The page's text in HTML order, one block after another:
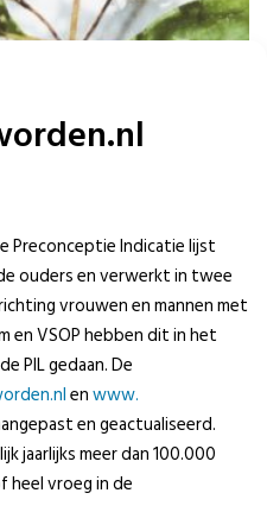
Preconceptie Indicatie lijst
ouders en verwerkt in twee
vrouwen en mannen met
en VSOP hebben dit in het
PIL gedaan. De
enwww.
en geactualiseerd.
jaarlijks meer dan 100.000
heel vroeg in de